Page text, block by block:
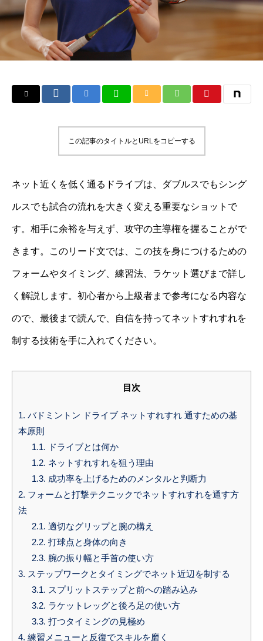
この記事のタイトルとURLをコピーする
ネット近くを低く通るドライブは、ダブルスでもシング
ルスでも試合の流れを大きく変える重要なショットで
す。相手に余裕を与えず、攻守の主導権を握ることがで
きます。このリード文では、この技を身につけるための
フォームやタイミング、練習法、ラケット選びまで詳し
く解説します。初心者から上級者まで参考になる内容な
ので、最後まで読んで、自信を持ってネットすれすれを
制する技術を手に入れてください。
目次
1. バドミントン ドライブ ネットすれすれ 通すための基
本原則
1.1. ドライブとは何か
1.2. ネットすれすれを狙う理由
1.3. 成功率を上げるためのメンタルと判断力
2. フォームと打撃テクニックでネットすれすれを通す方
法
2.1. 適切なグリップと腕の構え
2.2. 打球点と身体の向き
2.3. 腕の振り幅と手首の使い方
3. ステップワークとタイミングでネット近辺を制する
3.1. スプリットステップと前への踏み込み
3.2. ラケットレッグと後ろ足の使い方
3.3. 打つタイミングの見極め
4. 練習メニューと反復でスキルを磨く